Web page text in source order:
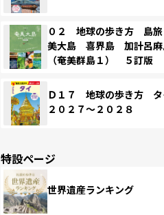
０２ 地球の歩き方 島
美大島 喜界島 加計呂麻
（奄美群島１） ５訂版
Ｄ１７ 地球の歩き方
２０２７～２０２８
特設ページ
世界遺産ランキング